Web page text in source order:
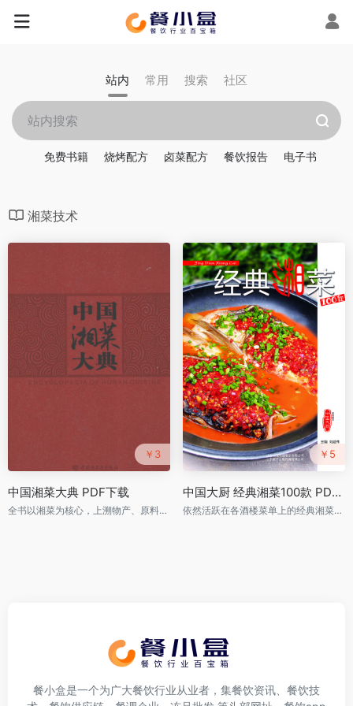
站内 常用 搜索 社区
免费书籍 烧烤配方 卤菜配方 餐饮报告 电子书
湘菜技术
￥3
中国湘菜大典 PDF下载
全书以湘菜为核心，上溯物产、原料，旁及湘茶、湘酒、食点及饮食民俗，内容包括湘菜源流、饮食民俗、掌故、原料、烹饪技术、面点制作技术、名店、名师、名菜、名点、地方菜、少数民族菜以及茶、酒等
￥5
中国大厨 经典湘菜100款 PDF下载
依然活跃在各酒楼菜单上的经典湘菜做法
餐小盒是一个为广大餐饮行业从业者，集餐饮资讯、餐饮技